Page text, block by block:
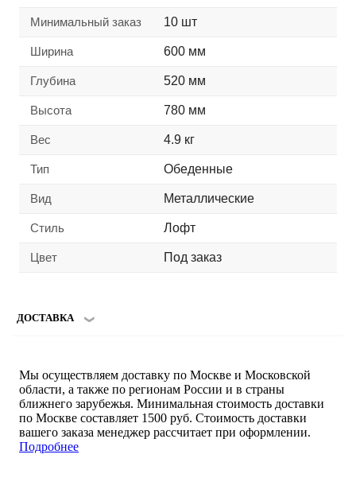
Минимальный заказ 10 шт
Ширина 600 мм
Глубина 520 мм
Высота 780 мм
Вес 4.9 кг
Тип Обеденные
Вид Металлические
Стиль Лофт
Цвет Под заказ
ДОСТАВКА
Мы осуществляем доставку по Москве и Московской
области, а также по регионам России и в страны
ближнего зарубежья. Минимальная стоимость доставки
по Москве составляет 1500 руб. Стоимость доставки
вашего заказа менеджер рассчитает при оформлении.
Подробнее